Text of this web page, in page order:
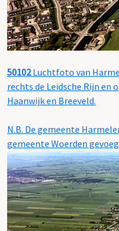
50102Luchtfoto van
rechts de Leidsche Rijn en
Haanwijk en Breeveld.
N.B. De gemeente
gemeente Woerden